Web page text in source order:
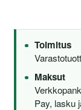
Toimitus
Maksut
Pay, lasku